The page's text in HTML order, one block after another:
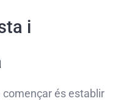
i
començar és establir